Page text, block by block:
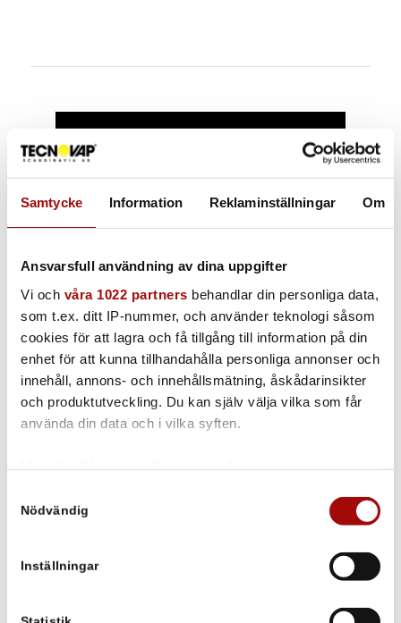
Samtycke Information Reklaminställningar Om
Ansvarsfull användning av dina uppgifter
Vi och våra 1022 partners behandlar din personliga data,
som t.ex. ditt IP-nummer, och använder teknologi såsom
cookies för att lagra och få tillgång till information på din
enhet för att kunna tillhandahålla personliga annonser och
innehåll, annons- och innehållsmätning, åskådarinsikter
och produktutveckling. Du kan själv välja vilka som får
använda din data och i vilka syften.
kan ha en noggrannhet på upp till flera meter
Nödvändig
Inställningar
SÅ FUNKAR
ÅNGTVÄTT PÅ
TEXTILIER
fett, proteiner, fläckar annan smuts
från textilier. Se vår film som visar hur
ångtvätt används för bland annat